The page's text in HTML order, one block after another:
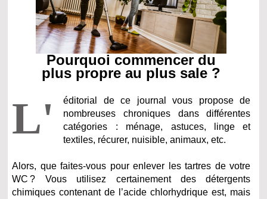
Pourquoi commencer du
plus propre au plus sale ?
L'
éditorial de ce journal vous propose de
nombreuses chroniques dans différentes
catégories : ménage, astuces, linge et
textiles, récurer, nuisible, animaux, etc.
Alors, que faites-vous pour enlever les tartres de votre
WC ? Vous utilisez certainement des détergents
chimiques contenant de l’acide chlorhydrique est, mais